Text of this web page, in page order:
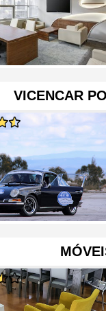
VICENCAR